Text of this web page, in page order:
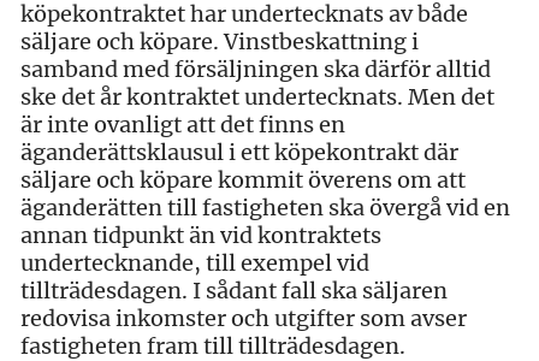
köpekontraktet har undertecknats av både
säljare och köpare. Vinstbeskattning i
samband med försäljningen ska därför alltid
ske det år kontraktet undertecknats. Men det
är inte ovanligt att det finns en
äganderättsklausul i ett köpekontrakt där
säljare och köpare kommit överens om att
äganderätten till fastigheten ska övergå vid en
annan tidpunkt än vid kontraktets
undertecknande, till exempel vid
tillträdesdagen. I sådant fall ska säljaren
redovisa inkomster och utgifter som avser
fastigheten fram till tillträdesdagen.